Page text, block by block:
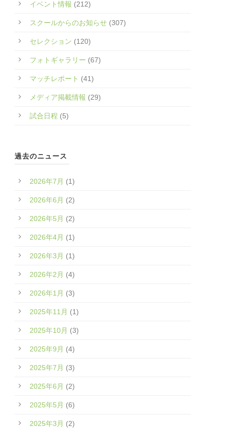
イベント情報 (212)
スクールからのお知らせ (307)
セレクション (120)
フォトギャラリー (67)
マッチレポート (41)
メディア掲載情報 (29)
試合日程 (5)
過去のニュース
2026年7月 (1)
2026年6月 (2)
2026年5月 (2)
2026年4月 (1)
2026年3月 (1)
2026年2月 (4)
2026年1月 (3)
2025年11月 (1)
2025年10月 (3)
2025年9月 (4)
2025年7月 (3)
2025年6月 (2)
2025年5月 (6)
2025年3月 (2)